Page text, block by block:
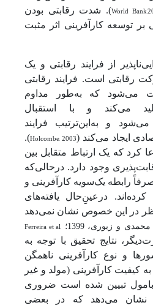
World). شدت رقابتی بودن
توسعه کارآفرینی اثر مثبت
از فرایند رقابتی و یک
است. فرایند رقابتی
می‌شود که به‌طور مداوم
می‌کند و با استقبال
و به‌این‌ترتیب فرایند
ایجاد می‌کند (Holcombe, 2003
).
کرد که یک ارتباط متقابل بین
وجود دارد. درحالی‌که
رابطه یک‌سویه کارآفرینی و
درعینِ‌ِ­حال یافته‌های
در این خصوص نشان نمی‌دهد
Ferreira et al,
نتایج تحقیق با توجه به
و نوع کارآفرینی ناهمگن
کیفیت کارآفرینی (مولد و غیر
بامول تبیین شده است ضروری
نشان می‌دهد که در بعضی